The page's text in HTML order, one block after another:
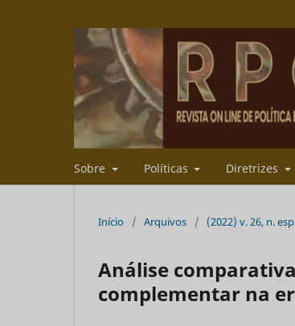
Sobre Políticas Diretrizes
Início / Arquivos / (2022) v. 26, n.
Análise
complementar na